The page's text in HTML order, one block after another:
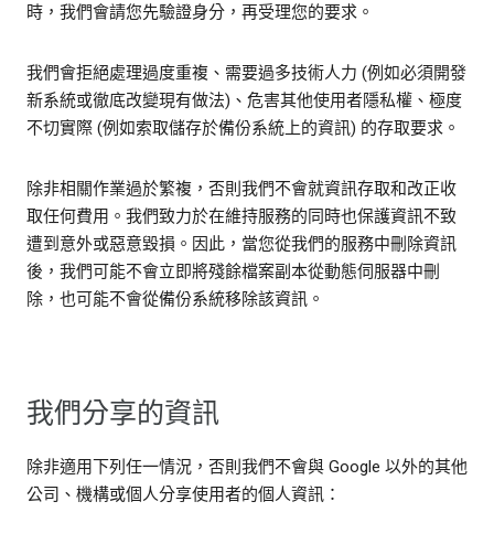
時，我們會請您先驗證身分，再受理您的要求。
我們會拒絕處理過度重複、需要過多技術人力 (例如必須開發
新系統或徹底改變現有做法)、危害其他使用者隱私權、極度
不切實際 (例如索取儲存於備份系統上的資訊) 的存取要求。
除非相關作業過於繁複，否則我們不會就資訊存取和改正收
取任何費用。我們致力於在維持服務的同時也保護資訊不致
遭到意外或惡意毀損。因此，當您從我們的服務中刪除資訊
後，我們可能不會立即將殘餘檔案副本從動態伺服器中刪
除，也可能不會從備份系統移除該資訊。
我們分享的資訊
除非適用下列任一情況，否則我們不會與 Google 以外的其他
公司、機構或個人分享使用者的個人資訊：